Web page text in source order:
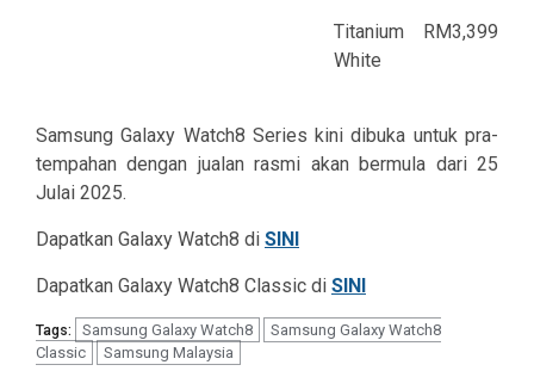
Titanium
White
RM3,399
Samsung Galaxy Watch8 Series kini dibuka untuk pra-
tempahan dengan jualan rasmi akan bermula dari 25
Julai 2025.
Dapatkan Galaxy Watch8 di SINI
Dapatkan Galaxy Watch8 Classic di SINI
Tags: Samsung Galaxy Watch8
Samsung Galaxy Watch8
Classic
Samsung Malaysia